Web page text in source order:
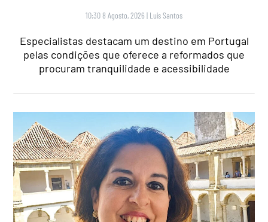
10:30 8 Agosto, 2026 | Luís Santos
Especialistas destacam um destino em Portugal
pelas condições que oferece a reformados que
procuram tranquilidade e acessibilidade